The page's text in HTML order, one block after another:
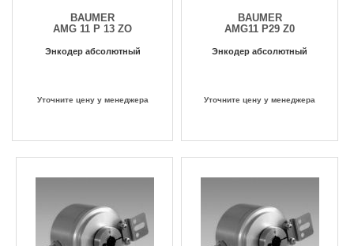
BAUMER
AMG 11 P 13 ZO
Энкодер абсолютный
Уточните цену у менеджера
BAUMER
AMG11 P29 Z0
Энкодер абсолютный
Уточните цену у менеджера